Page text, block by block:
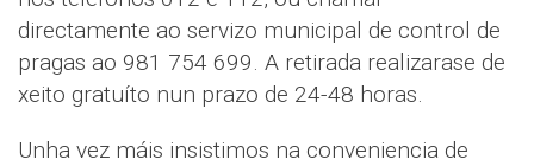
directamente ao servizo municipal de control de
pragas ao 981 754 699. A retirada realizarase de
xeito gratuíto nun prazo de 24-48 horas.
Unha vez máis insistimos na conveniencia de